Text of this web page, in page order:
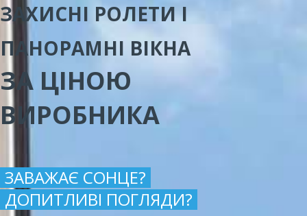
ЗАХИСНІ РОЛЕТИ І
ПАНОРАМНІ ВІКНА
ЗА ЦІНОЮ
ВИРОБНИКА
ЗАВАЖАЄ СОНЦЕ?
ДОПИТЛИВІ ПОГЛЯДИ?